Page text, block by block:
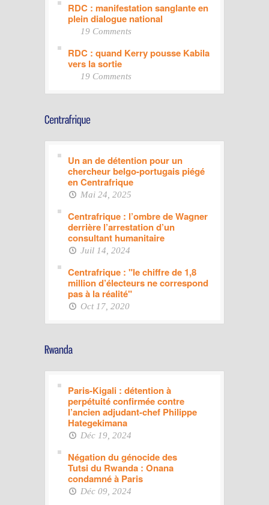
RDC : manifestation sanglante en
plein dialogue national
19 Comments
RDC : quand Kerry pousse Kabila
vers la sortie
19 Comments
Un an de détention pour un
chercheur belgo-portugais piégé
en Centrafrique
Mai 24, 2025
Centrafrique : l’ombre de Wagner
derrière l’arrestation d’un
consultant humanitaire
Juil 14, 2024
Centrafrique : "le chiffre de 1,8
million d’électeurs ne correspond
pas à la réalité"
Oct 17, 2020
Paris-Kigali : détention à
perpétuité confirmée contre
l’ancien adjudant-chef Philippe
Hategekimana
Déc 19, 2024
Négation du génocide des
Tutsi du Rwanda : Onana
condamné à Paris
Déc 09, 2024